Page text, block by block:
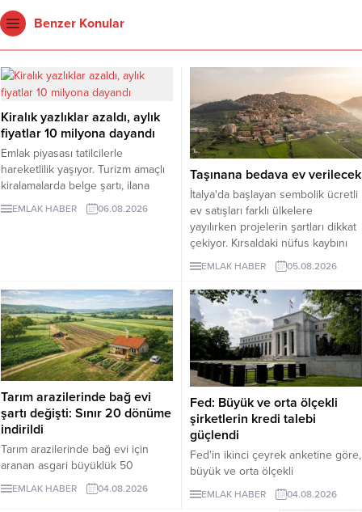
Benzer Konular
Kiralık yazlıklar azaldı, aylık
fiyatlar 10 milyona dayandı
Emlak piyasası tatilcilerle
hareketlilik yaşıyor. Turizm amaçlı
kiralamalarda belge şartı, ilana
çıkan günlük kiralık mülk sayısını 7
binin altına düşürürken, fiyatlar da
milyon liraya kadar yükseldi.
Sektör...
EMLAK HABER 06.08.2026
Taşınana bedava ev verilecek
İtalya'da başlayan sembolik ücretli
ev satışları farklı ülkelere
yayılırken projelerin şartları dikkat
çekiyor. Kırsaldaki nüfus kaybını
önlemeyi amaçlayan
uygulamalarda evler ücretsiz veya
1 euro gibi bedellerle devredilse
de alıcıların belli şartları
yerinegetirmesi gerekiyor.
EMLAK HABER 05.08.2026
Tarım arazilerinde bağ evi
şartı değişti: Sınır 20 dönüme
indirildi
Tarım arazilerinde bağ evi için
aranan asgari büyüklük 50
dönümden 20 dönüme indirildi.
Düzenleme, izinsiz bungalovları
EMLAK HABER 04.08.2026
Fed: Büyük ve orta ölçekli
şirketlerin kredi talebi
güçlendi
Fed'in ikinci çeyrek anketine göre,
büyük ve orta ölçekli
işletmelerden gelen ticari kredi
talebi güçlenirken, işletmelere
EMLAK HABER 04.08.2026